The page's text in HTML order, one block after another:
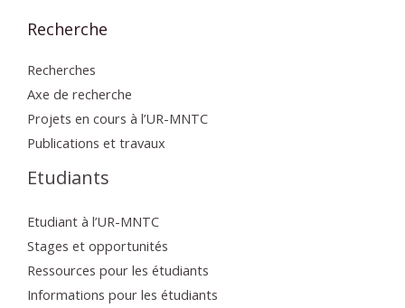
Recherche
Recherches
Axe de recherche
Projets en cours à l’UR-MNTC
Publications et travaux
Etudiants
Etudiant à l’UR-MNTC
Stages et opportunités
Ressources pour les étudiants
Informations pour les étudiants